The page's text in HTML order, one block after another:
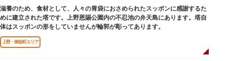
滋養のため、食材として、人々の胃袋におさめられたスッポンに感謝するた
めに建立された塔です。上野恩賜公園内の不忍池の弁天島にあります。塔自
体はスッポンの形をしていませんが輪郭が彫ってあります。
上野・御徒町エリア